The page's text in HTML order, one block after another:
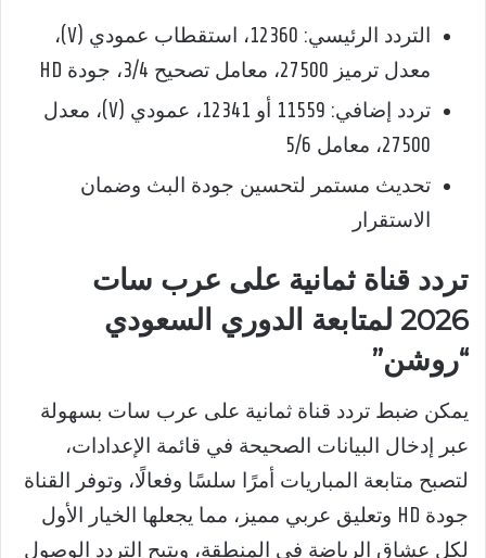
التردد الرئيسي: 12360، استقطاب عمودي (V)،
معدل ترميز 27500، معامل تصحيح 3/4، جودة HD
تردد إضافي: 11559 أو 12341، عمودي (V)، معدل
27500، معامل 5/6
تحديث مستمر لتحسين جودة البث وضمان
الاستقرار
تردد قناة ثمانية على عرب سات
2026 لمتابعة الدوري السعودي
“روشن”
يمكن ضبط تردد قناة ثمانية على عرب سات بسهولة
عبر إدخال البيانات الصحيحة في قائمة الإعدادات،
لتصبح متابعة المباريات أمرًا سلسًا وفعالًا، وتوفر القناة
جودة HD وتعليق عربي مميز، مما يجعلها الخيار الأول
لكل عشاق الرياضة في المنطقة، ويتيح التردد الوصول